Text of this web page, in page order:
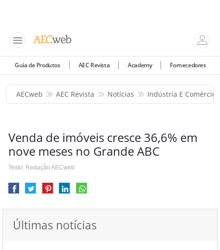
Guia de Produtos AEC Revista Academy Fornecedores
AECweb AEC Revista Notícias Indústria E Comércio
Venda de imóveis cresce 36,6% em
nove meses no Grande ABC
Texto: Redação AECweb
Últimas notícias